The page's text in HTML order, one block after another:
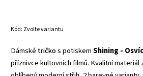
Kód: Zvolte variantu
Dámské tričkos potiskemShining -
příznivce kultovních filmů. Kvalitní materiál